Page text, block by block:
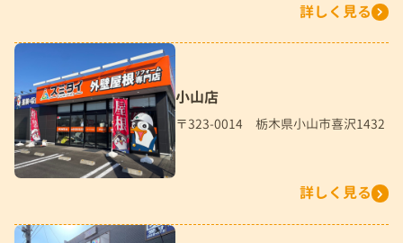
詳しく見る
小山店
〒323-0014 栃木県小山市喜沢1432
詳しく見る